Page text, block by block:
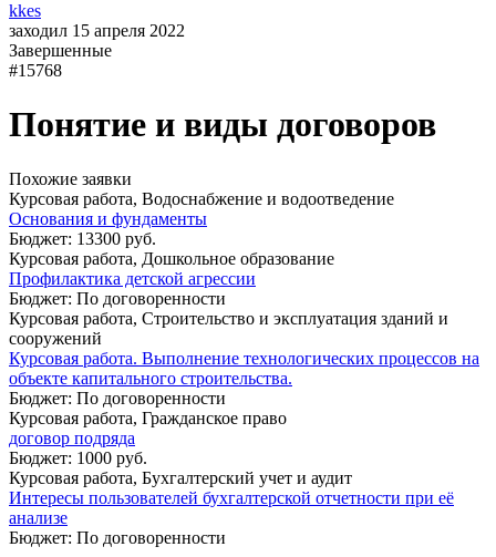
kkes
заходил 15 апреля 2022
Завершенные
#15768
Понятие и виды договоров
Похожие заявки
Курсовая работа, Водоснабжение и водоотведение
Основания и фундаменты
Бюджет: 13300 руб.
Курсовая работа, Дошкольное образование
Профилактика детской агрессии
Бюджет: По договоренности
Курсовая работа, Строительство и эксплуатация зданий и
сооружений
Курсовая работа. Выполнение технологических процессов на
объекте капитального строительства.
Бюджет: По договоренности
Курсовая работа, Гражданское право
договор подряда
Бюджет: 1000 руб.
Курсовая работа, Бухгалтерский учет и аудит
Интересы пользователей бухгалтерской отчетности при её
анализе
Бюджет: По договоренности